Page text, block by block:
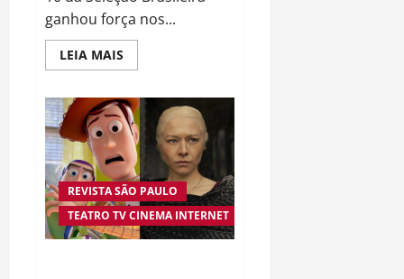
ganhou força nos...
LEIA MAISRead
more
Sinaliza
Retorno
de
Neymar
e
Reacende
Esperança
da
Torcida
Brasileira
REVISTA SÃO PAULO
TEATRO TV CINEMA INTERNET